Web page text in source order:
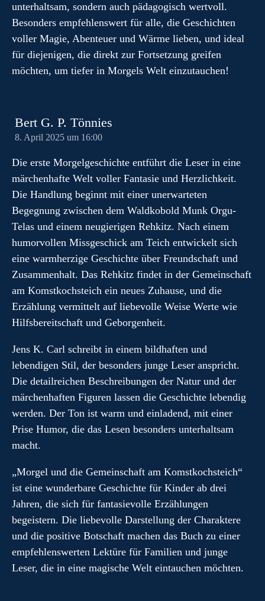
unterhaltsam, sondern auch pädagogisch wertvoll.
Besonders empfehlenswert für alle, die Geschichten
voller Magie, Abenteuer und Wärme lieben, und ideal
für diejenigen, die direkt zur Fortsetzung greifen
möchten, um tiefer in Morgels Welt einzutauchen!
Bert G. P. Tönnies
8. April 2025 um 16:00
Die erste Morgelgeschichte entführt die Leser in eine
märchenhafte Welt voller Fantasie und Herzlichkeit.
Die Handlung beginnt mit einer unerwarteten
Begegnung zwischen dem Waldkobold Munk Orgu-
Telas und einem neugierigen Rehkitz. Nach einem
humorvollen Missgeschick am Teich entwickelt sich
eine warmherzige Geschichte über Freundschaft und
Zusammenhalt. Das Rehkitz findet in der Gemeinschaft
am Komstkochsteich ein neues Zuhause, und die
Erzählung vermittelt auf liebevolle Weise Werte wie
Hilfsbereitschaft und Geborgenheit.
Jens K. Carl schreibt in einem bildhaften und
lebendigen Stil, der besonders junge Leser anspricht.
Die detailreichen Beschreibungen der Natur und der
märchenhaften Figuren lassen die Geschichte lebendig
werden. Der Ton ist warm und einladend, mit einer
Prise Humor, die das Lesen besonders unterhaltsam
macht.
„Morgel und die Gemeinschaft am Komstkochsteich“
ist eine wunderbare Geschichte für Kinder ab drei
Jahren, die sich für fantasievolle Erzählungen
begeistern. Die liebevolle Darstellung der Charaktere
und die positive Botschaft machen das Buch zu einer
empfehlenswerten Lektüre für Familien und junge
Leser, die in eine magische Welt eintauchen möchten.